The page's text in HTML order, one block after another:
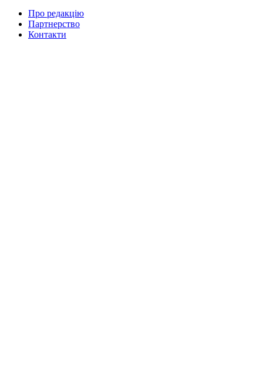
Про редакцію
Партнерство
Контакти